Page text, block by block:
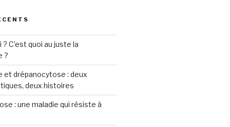
C’est quoi au juste la
?
et drépanocytose : deux
deux histoires
: une maladie qui résiste à